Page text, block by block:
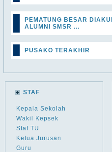
PEMATUNG BESAR
ALUMNI SMSR ...
PUSAKO TERAKHIR
STAF
Kepala Sekolah
Wakil Kepsek
Staf TU
Ketua Jurusan
Guru